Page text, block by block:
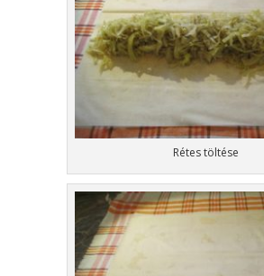
Rétes töltése